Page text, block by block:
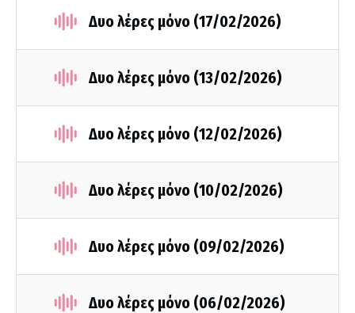
Δυο λέρες μόνο (17/02/2026)
Δυο λέρες μόνο (13/02/2026)
Δυο λέρες μόνο (12/02/2026)
Δυο λέρες μόνο (10/02/2026)
Δυο λέρες μόνο (09/02/2026)
Δυο λέρες μόνο (06/02/2026)